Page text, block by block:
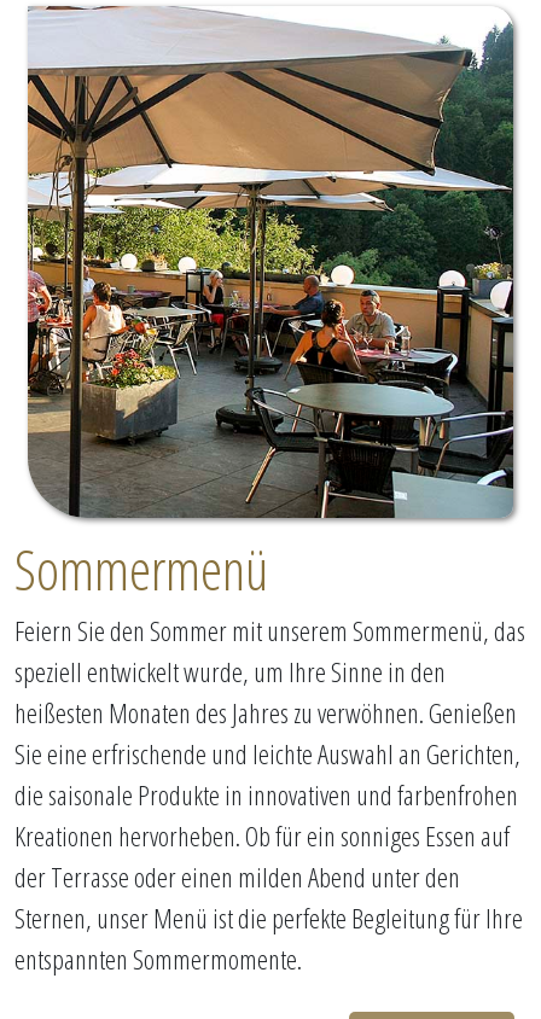
Sommermenü
Feiern Sie den Sommer mit unserem Sommermenü, das
speziell entwickelt wurde, um Ihre Sinne in den
heißesten Monaten des Jahres zu verwöhnen. Genießen
Sie eine erfrischende und leichte Auswahl an Gerichten,
die saisonale Produkte in innovativen und farbenfrohen
Kreationen hervorheben. Ob für ein sonniges Essen auf
der Terrasse oder einen milden Abend unter den
Sternen, unser Menü ist die perfekte Begleitung für Ihre
entspannten Sommermomente.